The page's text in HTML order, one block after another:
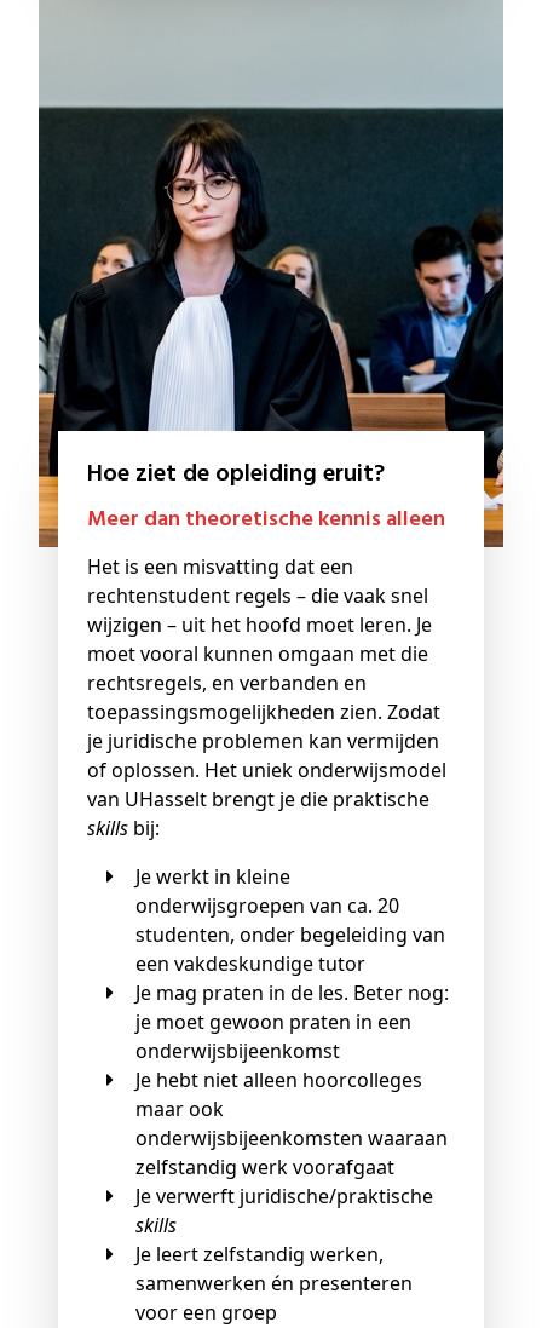
Hoe ziet de opleiding eruit?
Meer dan theoretische kennis alleen
Het is een misvatting dat een
rechtenstudent regels – die vaak snel
wijzigen – uit het hoofd moet leren. Je
moet vooral kunnen omgaan met die
rechtsregels, en verbanden en
toepassingsmogelijkheden zien. Zodat
je juridische problemen kan vermijden
of oplossen. Het uniek onderwijsmodel
van UHasselt brengt je die praktische
skills bij:
Je werkt in kleine
onderwijsgroepen van ca. 20
studenten, onder begeleiding van
een vakdeskundige tutor
Je mag praten in de les. Beter nog:
je moet gewoon praten in een
onderwijsbijeenkomst
Je hebt niet alleen hoorcolleges
maar ook
onderwijsbijeenkomsten waaraan
zelfstandig werk voorafgaat
Je verwerft juridische/praktische
skills
Je leert zelfstandig werken,
samenwerken én presenteren
voor een groep